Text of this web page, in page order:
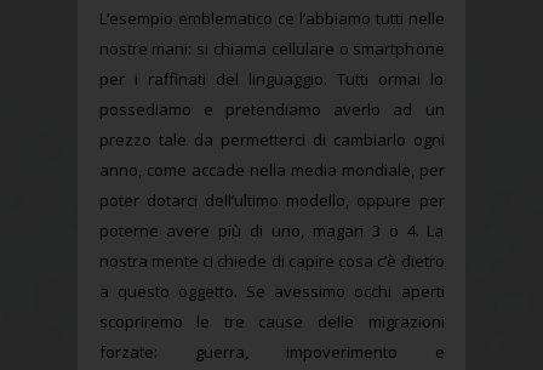
L’esempio emblematico ce l’abbiamo tutti nelle
nostre mani: si chiama cellulare o smartphone
per i raffinati del linguaggio. Tutti ormai lo
possediamo e pretendiamo averlo ad un
prezzo tale da permetterci di cambiarlo ogni
anno, come accade nella media mondiale, per
poter dotarci dell’ultimo modello, oppure per
poterne avere più di uno, magari 3 o 4. La
nostra mente ci chiede di capire cosa c’è dietro
a questo oggetto. Se avessimo occhi aperti
scopriremo le tre cause delle migrazioni
forzate: guerra, impoverimento e